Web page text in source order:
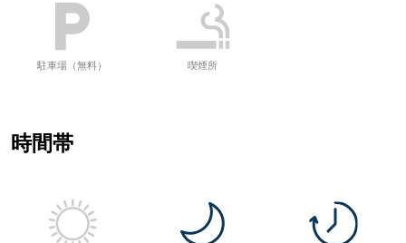
駐車場（無料） 喫煙所
時間帯